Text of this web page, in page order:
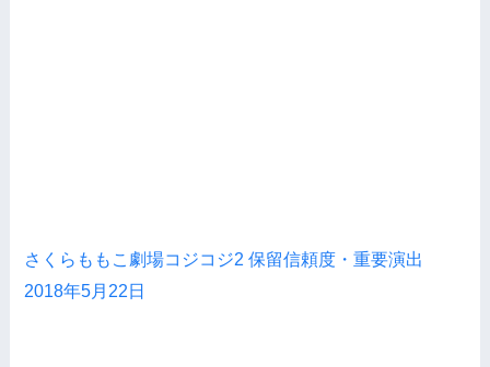
さくらももこ劇場コジコジ2 保留信頼度・重要演出
2018年5月22日